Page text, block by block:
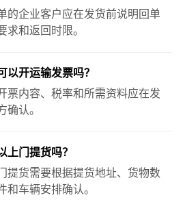
的企业客户应在发货前说明回单
求和返回时限。
以开运输发票吗？
票内容、税率和所需资料应在发
确认。
上门提货吗？
提货需要根据提货地址、货物数
和车辆安排确认。